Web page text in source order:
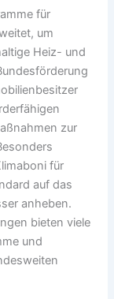
für
um
Heiz- und
zur
für
auf das
anheben.
bieten viele
und